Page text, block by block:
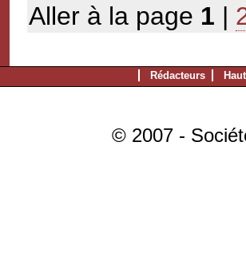
Aller à la page 1 |
Rédacteurs
© 2007 -